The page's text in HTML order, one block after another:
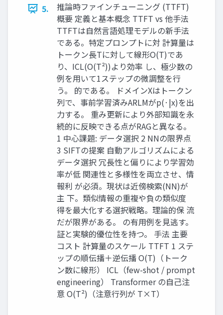
5.
推論時ファインチューニング (TTFT)
概要 定義と基本概念 TTFT vs 他手法
TTFTは自然言語処理モデルの新手法
である。特定プロンプトに対 計算量は
トークン長Tに対して線形O(T)であ
り、ICL(O(T²))より効率 し、極少数の
例を用いて1ステップの微調整を行
う。 的である。 ドメインXはトークン
列で、事前学習済みARLMがp(·|x)を出
力する。 重み更新により外部知識を永
続的に反映できる点がRAGと異なる。
1 中心課題: データ選択 2 NNの限界点
3 SIFTの提案 自動アルゴリズムによる
データ選択 冗長性と偏りにより学習効
率が低 関連性と多様性を両立させ、情
報利 が必須。現状は近傍検索(NN)が
主 下。類似情報の重複や負の類似度
得を最大化する選択戦略。理論的保 流
だが限界がある。 の有用例を見逃す。
証と実験的優位性を持つ。 手法 主要
コスト 計算量のスケール TTFT 1 ステ
ップの順伝播＋逆伝播 O(T)（トーク
ン数に線形） ICL（few-shot / prompt
engineering） Transformer の自己注
意 O(T²)（注意行列が T×T）